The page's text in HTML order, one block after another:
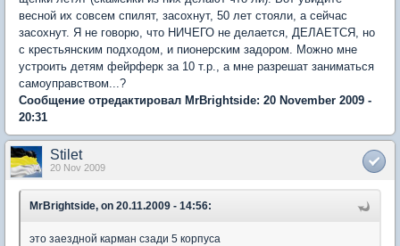
весной их совсем спилят, засохнут, 50 лет стояли, а сейчас
засохнут. Я не говорю, что НИЧЕГО не делается, ДЕЛАЕТСЯ, но
с крестьянским подходом, и пионерским задором. Можно мне
устроить детям фейрферк за 10 т.р., а мне разрешат заниматься
самоуправством...?
Сообщение отредактировал MrBrightside: 20 November 2009 -
20:31
Stilet
20 Nov 2009
MrBrightside, on 20.11.2009 - 14:56:
это заездной карман сзади 5 корпуса